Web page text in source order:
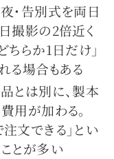
夜・告別式を両日
撮影の2倍近く
ちらか1日だけ」
る場合もある
とは別に、製本
用が加わる。
文できる」とい
とが多い